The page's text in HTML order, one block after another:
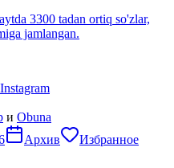
3300 tadan ortiq so'zlar,
jamlangan.
Instagram
и Obuna
Архив Избранное